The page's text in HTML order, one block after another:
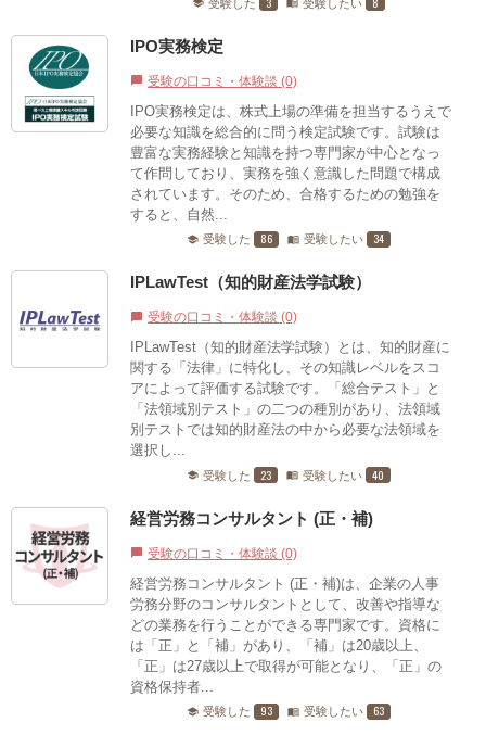
school 受験した menu_book 受験したい
IPO実務検定
chat_bubble 受験の口コミ・体験談 (0)
IPO実務検定は、株式上場の準備を担当するうえで
必要な知識を総合的に問う検定試験です。試験は
豊富な実務経験と知識を持つ専門家が中心となっ
て作問しており、実務を強く意識した問題で構成
されています。そのため、合格するための勉強を
すると、自然...
school 受験した 86 menu_book 受験したい 34
IPLawTest（知的財産法学試験）
chat_bubble 受験の口コミ・体験談 (0)
IPLawTest（知的財産法学試験）とは、知的財産に
関する「法律」に特化し、その知識レベルをスコ
アによって評価する試験です。「総合テスト」と
「法領域別テスト」の二つの種別があり、法領域
別テストでは知的財産法の中から必要な法領域を
選択し...
school 受験した 23 menu_book 受験したい 40
経営労務コンサルタント (正・補)
chat_bubble 受験の口コミ・体験談 (0)
経営労務コンサルタント (正・補)は、企業の人事
労務分野のコンサルタントとして、改善や指導な
どの業務を行うことができる専門家です。資格に
は「正」と「補」があり、「補」は20歳以上、
「正」は27歳以上で取得が可能となり、「正」の
資格保持者...
school 受験した 93 menu_book 受験したい 63